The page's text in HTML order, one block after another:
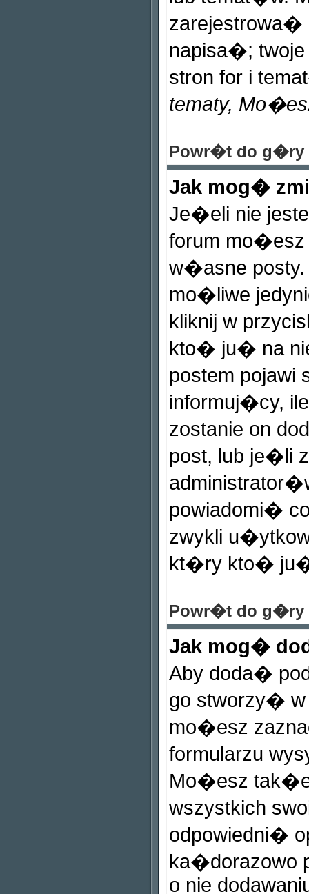
napisa�;
stron for i
tematy,
Powr�t do g�ry
Jak mog�
Je�eli nie
forum
w�asne posty.
mo�liwe
kliknij w
kto� ju� na
postem pojawi
informuj�cy,
zostanie on
post, lub je�li
powiadomi�
zwykli
kt�ry kto�
Powr�t do g�ry
Jak mog�
Aby doda�
go stworzy� w
mo�esz
formularzu
Mo�esz
wszystkich
odpowiedni�
ka�dorazowo
o nie